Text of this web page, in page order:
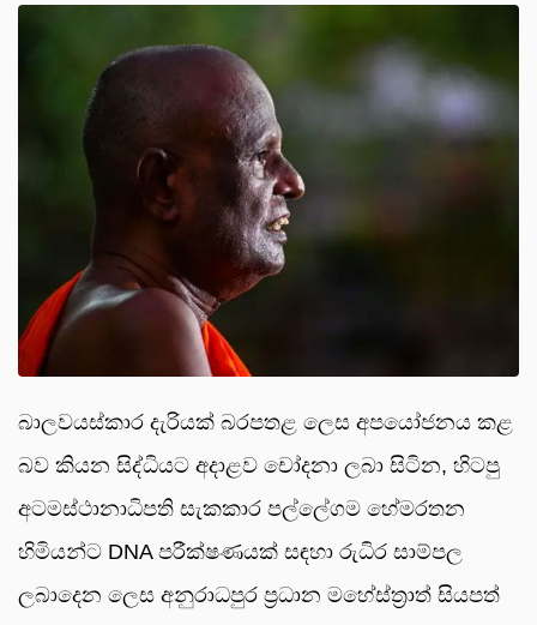
බාලවයස්කාර දැරියක් බරපතළ ලෙස අපයෝජනය කළ
බව කියන සිද්ධියට අදාළව චෝදනා ලබා සිටින, හිටපු
අටමස්ථානාධිපති සැකකාර පල්ලේගම හේමරතන
හිමියන්ට DNA පරීක්ෂණයක් සඳහා රුධිර සාම්පල
ලබාදෙන ලෙස අනුරාධපුර ප්‍රධාන මහේස්ත්‍රාත් සියපත්